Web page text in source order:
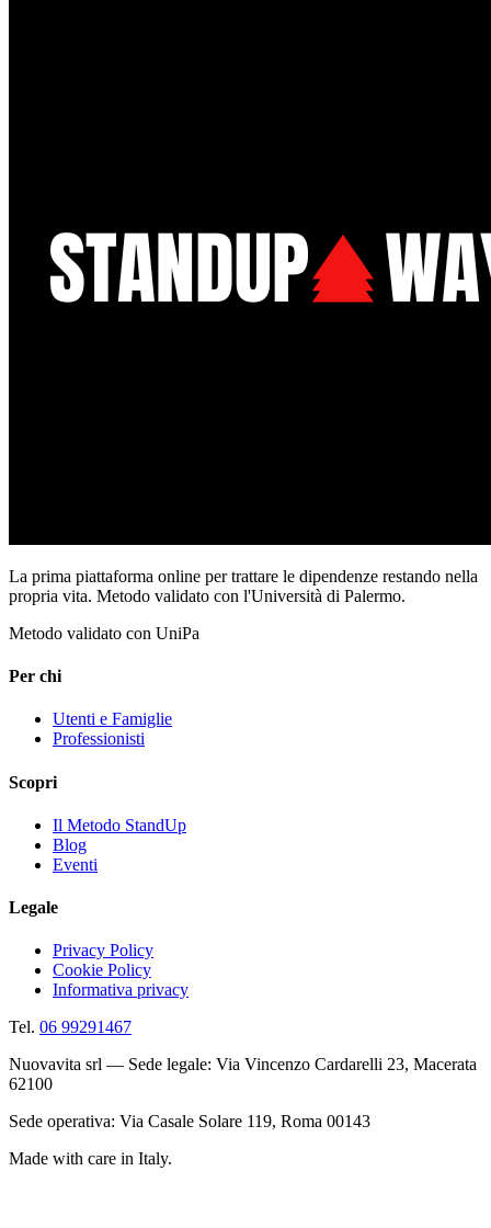
La prima piattaforma online per trattare le dipendenze restando nella
propria vita. Metodo validato con l'Università di Palermo.
Metodo validato con UniPa
Per chi
Utenti e Famiglie
Professionisti
Scopri
Il Metodo StandUp
Blog
Eventi
Legale
Privacy Policy
Cookie Policy
Informativa privacy
Tel. 06 99291467
Nuovavita srl — Sede legale: Via Vincenzo Cardarelli 23, Macerata
62100
Sede operativa: Via Casale Solare 119, Roma 00143
Made with care in Italy.